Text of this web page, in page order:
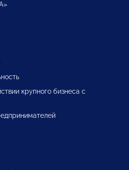
крупного бизнеса с